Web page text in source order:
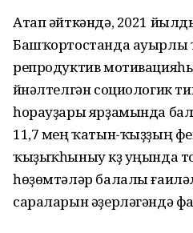
Атап әйткәндә, 2021
Башҡортостанда ауырлы
репродуктив
йүнәлтелгән социологик
һорауҙары ярҙамында
11,7 мең ҡатын-ҡыҙҙың
ҡыҙыҡһыныу күҙ уңында
һөҙөмтәләр балалы
сараларын әҙерләгәндә